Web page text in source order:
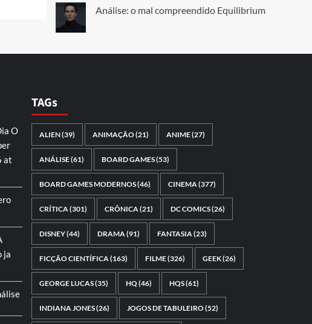
Análise: o mal compreendido Equilibrium
O
at
ja
TAGs
ALIEN(39) ANIMAÇÃO(21) ANIME(27)
ANÁLISE(61) BOARD GAMES(53)
BOARD GAMES MODERNOS(46) CINEMA (377)
CRÍTICA (301) CRÔNICA (21) DC COMICS(26)
DISNEY(44) DRAMA (91) FANTASIA (23)
FICÇÃO CIENTÍFICA (163) FILME(326) GEEK(26)
GEORGE LUCAS(35) HQ(46) HQS(61)
INDIANA JONES(26) JOGOS DE TABULEIRO(52)